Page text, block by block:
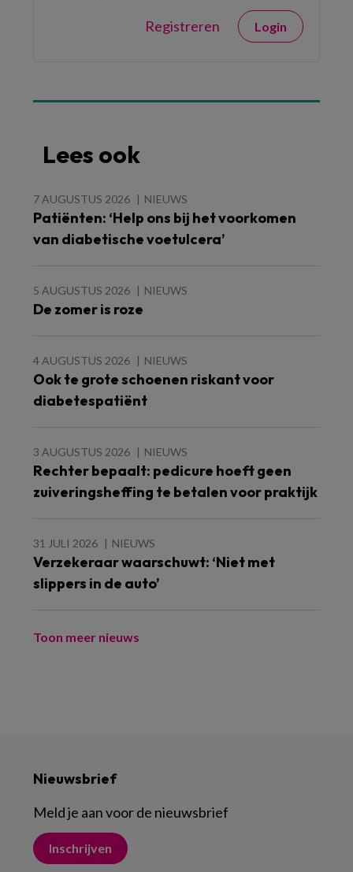
Registreren Login
Lees ook
7 AUGUSTUS 2026 NIEUWS
Patiënten: ‘Help ons bij het voorkomen
van diabetische voetulcera’
5 AUGUSTUS 2026 NIEUWS
De zomer is roze
4 AUGUSTUS 2026 NIEUWS
Ook te grote schoenen riskant voor
diabetespatiënt
3 AUGUSTUS 2026 NIEUWS
Rechter bepaalt: pedicure hoeft geen
zuiveringsheffing te betalen voor praktijk
31 JULI 2026 NIEUWS
Verzekeraar waarschuwt: ‘Niet met
slippers in de auto’
Toon meer nieuws
Nieuwsbrief
Meld je aan voor de nieuwsbrief
Inschrijven